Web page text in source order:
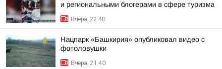
и региональными блогерами в сфере туризма
Вчера, 22:48
Нацпарк «Башкирия» опубликовал видео с
фотоловушки
Вчера, 21:40